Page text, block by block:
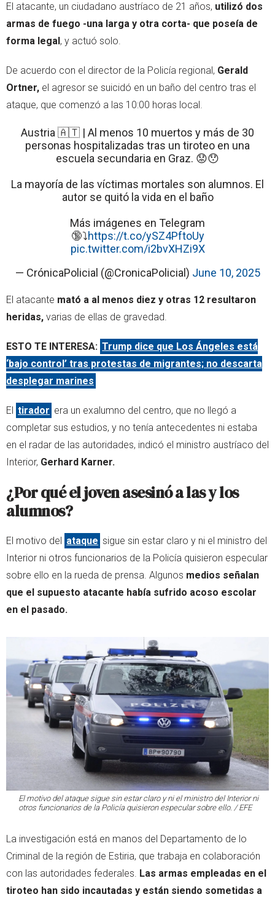
El atacante, un ciudadano austríaco de 21 años, utilizó dos
armas de fuego -una larga y otra corta- que poseía de
forma legal, y actuó solo.
De acuerdo con el director de la Policía regional, Gerald
Ortner, el agresor se suicidó en un baño del centro tras el
ataque, que comenzó a las 10:00 horas local.
Austria 🇦🇹 | Al menos 10 muertos y más de 30
personas hospitalizadas tras un tiroteo en una
escuela secundaria en Graz. 😟😯
La mayoría de las víctimas mortales son alumnos. El
autor se quitó la vida en el baño
Más imágenes en Telegram
🔞⤵️https://t.co/ySZ4PftoUy
pic.twitter.com/i2bvXHZi9X
— CrónicaPolicial (@CronicaPolicial) June 10, 2025
El atacante mató a al menos diez y otras 12 resultaron
heridas, varias de ellas de gravedad.
ESTO TE INTERESA: Trump dice que Los Ángeles está
‘bajo control’ tras protestas de migrantes; no descarta
desplegar marines
El tirador era un exalumno del centro, que no llegó a
completar sus estudios, y no tenía antecedentes ni estaba
en el radar de las autoridades, indicó el ministro austríaco del
Interior, Gerhard Karner.
¿Por qué el joven asesinó a las y los
alumnos?
El motivo del ataque sigue sin estar claro y ni el ministro del
Interior ni otros funcionarios de la Policía quisieron especular
sobre ello en la rueda de prensa. Algunos medios señalan
que el supuesto atacante había sufrido acoso escolar
en el pasado.
El motivo del ataque sigue sin estar claro y ni el ministro del Interior ni
otros funcionarios de la Policía quisieron especular sobre ello. / EFE
La investigación está en manos del Departamento de lo
Criminal de la región de Estiria, que trabaja en colaboración
con las autoridades federales. Las armas empleadas en el
tiroteo han sido incautadas y están siendo sometidas a